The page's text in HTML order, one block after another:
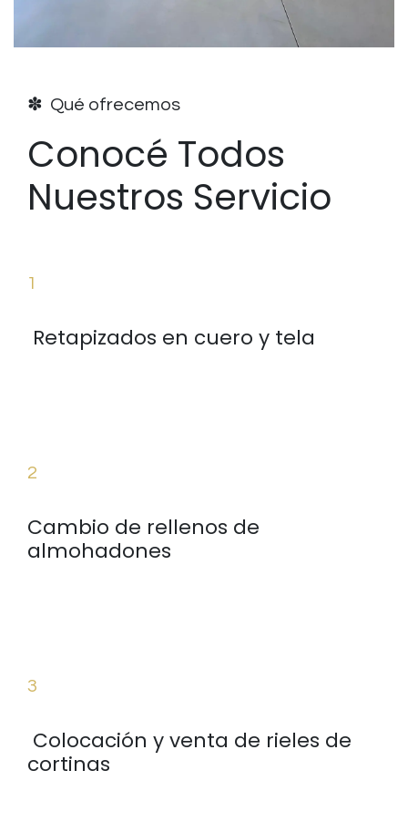
✽ Qué ofrecemos
Conocé Todos
Nuestros Servicio
1
Retapizados en cuero y tela
2
Cambio de rellenos de
almohadones
3
Colocación y venta de rieles de
cortinas